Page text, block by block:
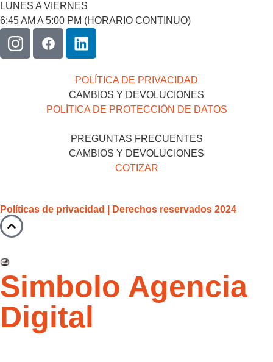
LUNES A VIERNES
6:45 AM A 5:00 PM (HORARIO CONTINUO)
POLÍTICA DE PRIVACIDAD
CAMBIOS Y DEVOLUCIONES
POLÍTICA DE PROTECCIÓN DE DATOS
PREGUNTAS FRECUENTES
CAMBIOS Y DEVOLUCIONES
COTIZAR
Políticas de privacidad | Derechos reservados 2024
Simbolo Agencia
Digital